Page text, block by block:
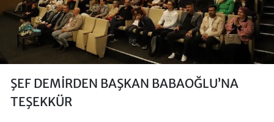
ŞEF DEMİRDEN BAŞKAN BABAOĞLU’NA
TEŞEKKÜR